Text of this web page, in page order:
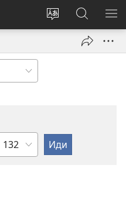
Промени
Пријава
(отвара
Претрага
сајта
JW.ORG
Поглавље